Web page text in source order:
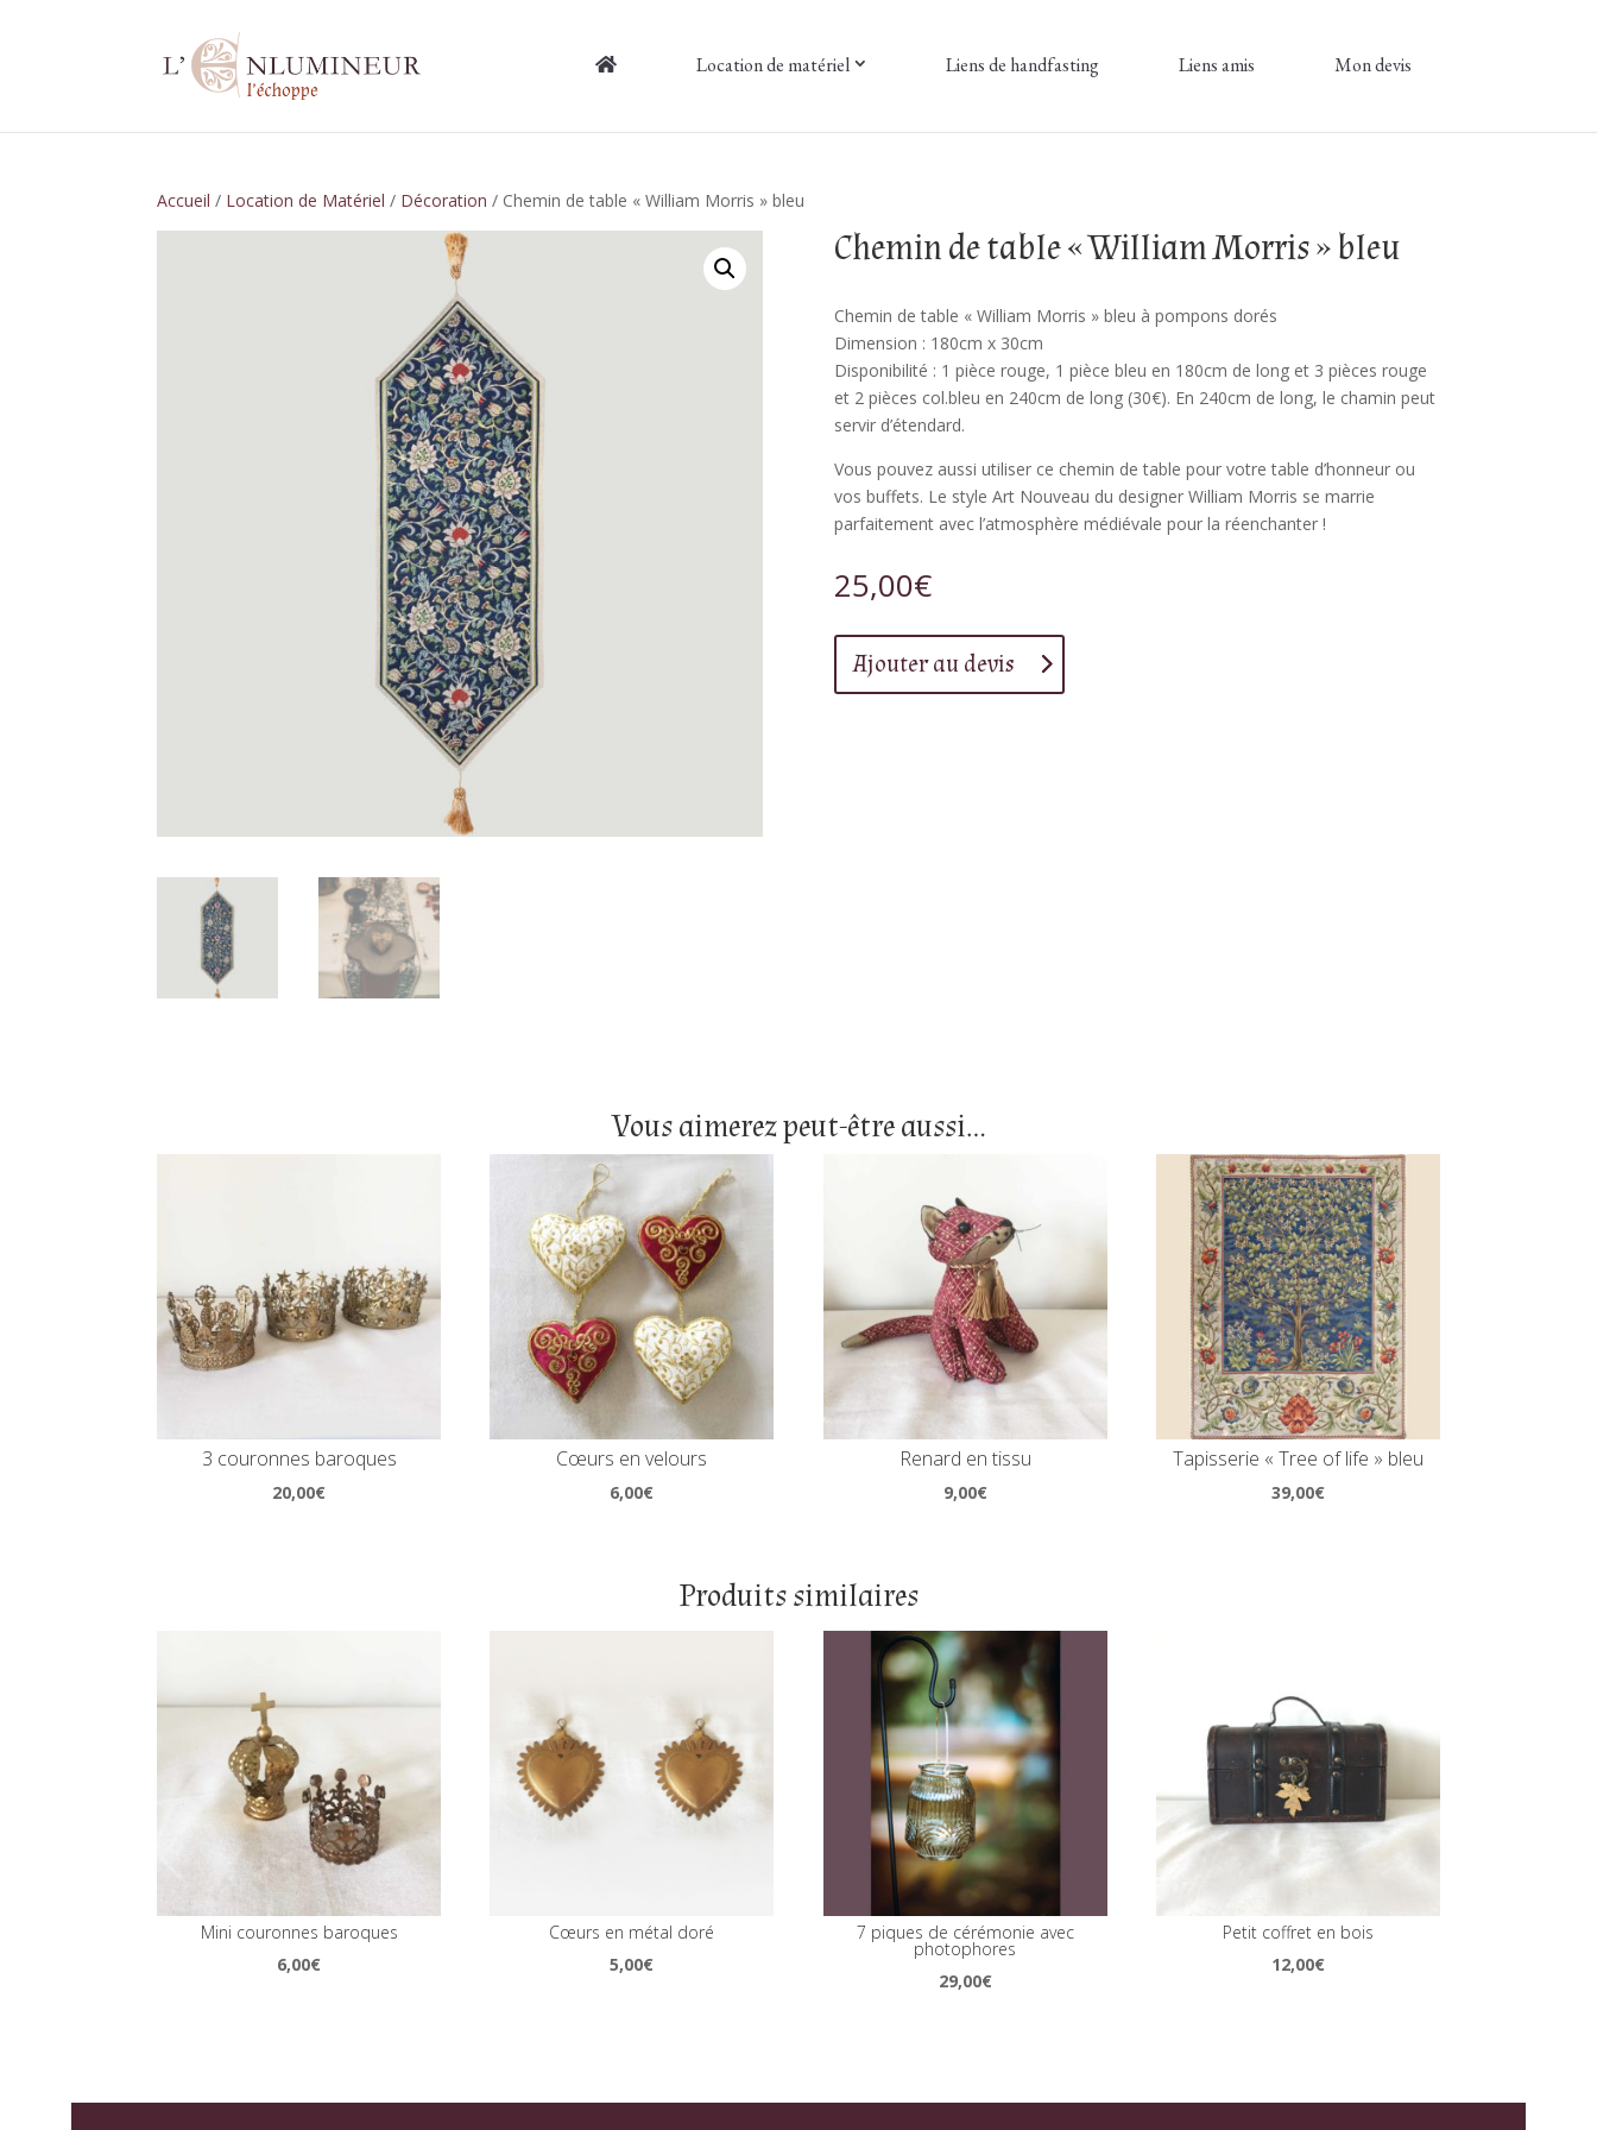
Location de matériel Liens de handfasting Liens amis Mon devis
Accueil / Location de Matériel / Décoration / Chemin de table « William Morris » bleu
Chemin de table « William Morris » bleu
Chemin de table « William Morris » bleu à pompons dorés
Dimension : 180cm x 30cm
Disponibilité : 1 pièce rouge, 1 pièce bleu en 180cm de long et 3 pièces rouge
et 2 pièces col.bleu en 240cm de long (30€). En 240cm de long, le chamin peut
servir d’étendard.
Vous pouvez aussi utiliser ce chemin de table pour votre table d’honneur ou
vos buffets. Le style Art Nouveau du designer William Morris se marrie
parfaitement avec l’atmosphère médiévale pour la réenchanter !
25,00€
Ajouter au devis
Vous aimerez peut-être aussi…
3 couronnes baroques
20,00€
Cœurs en velours
6,00€
Renard en tissu
9,00€
Tapisserie « Tree of life » bleu
39,00€
Produits similaires
Mini couronnes baroques
6,00€
Cœurs en métal doré
5,00€
7 piques de cérémonie avec
photophores
29,00€
Petit coffret en bois
12,00€